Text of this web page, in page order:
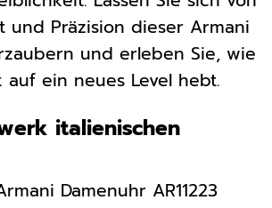
und Präzision dieser Armani
und erleben Sie, wie
auf ein neues Level hebt.
italienischen
Damenuhr AR11223